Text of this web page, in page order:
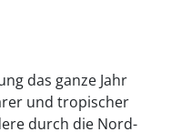
das ganze Jahr
und tropischer
durch die Nord-